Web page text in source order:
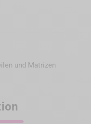
und Matrizen